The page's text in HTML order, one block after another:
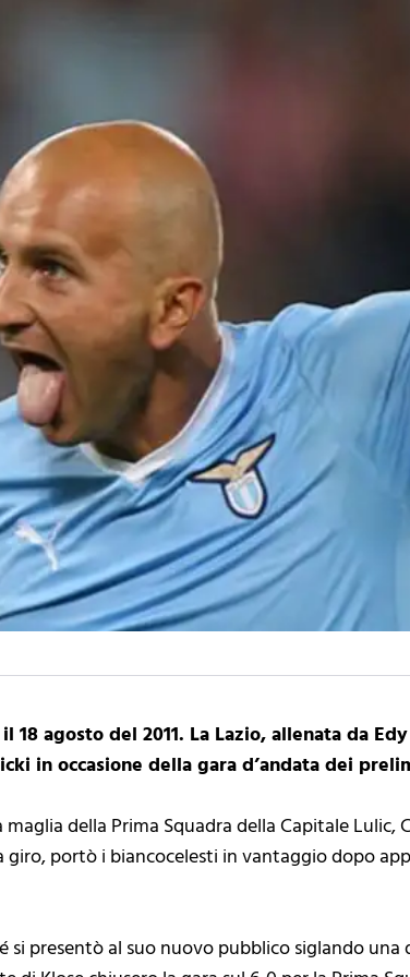
18 agosto del 2011. La Lazio, allenata da
in occasione della gara d’andata dei
della Prima Squadra della Capitale Lulic,
giro, portò i biancocelesti in vantaggio dopo
si presentò al suo nuovo pubblico siglando una